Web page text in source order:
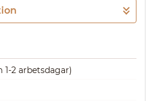
kassan
1-2 arbetsdagar)